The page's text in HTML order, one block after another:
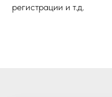
регистрации и т.д.